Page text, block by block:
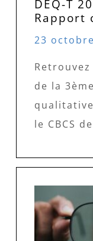
DEQ-T
Rapport
23
de la
le CBCS